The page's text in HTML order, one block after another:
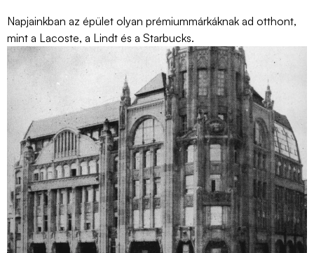
Napjainkban az épület olyan prémiummárkáknak ad otthont,
mint a Lacoste, a Lindt és a Starbucks.